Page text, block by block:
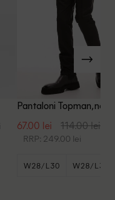
Pantaloni Topman,
67.00 lei 114.00 lei
RRP: 249.00 lei
W28/L30 W28/L32